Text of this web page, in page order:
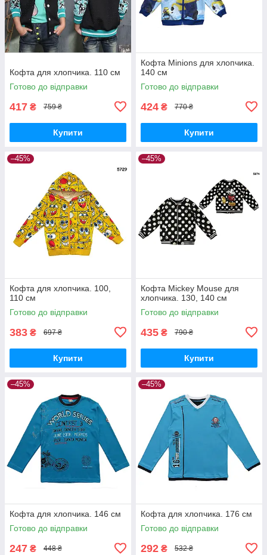
Кофта для хлопчика. 110 см
Готово до відправки
417 ₴ 759 ₴
Купити
Кофта Minions для хлопчика.
140 см
Готово до відправки
424 ₴ 770 ₴
Купити
–45%
Кофта для хлопчика. 100,
110 см
Готово до відправки
383 ₴ 697 ₴
Купити
–45%
Кофта Mickey Mouse для
хлопчика. 130, 140 см
Готово до відправки
435 ₴ 790 ₴
Купити
–45%
Кофта для хлопчика. 146 см
Готово до відправки
247 ₴ 448 ₴
–45%
Кофта для хлопчика. 176 см
Готово до відправки
292 ₴ 532 ₴